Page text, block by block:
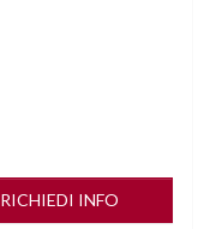
RICHIEDI INFO